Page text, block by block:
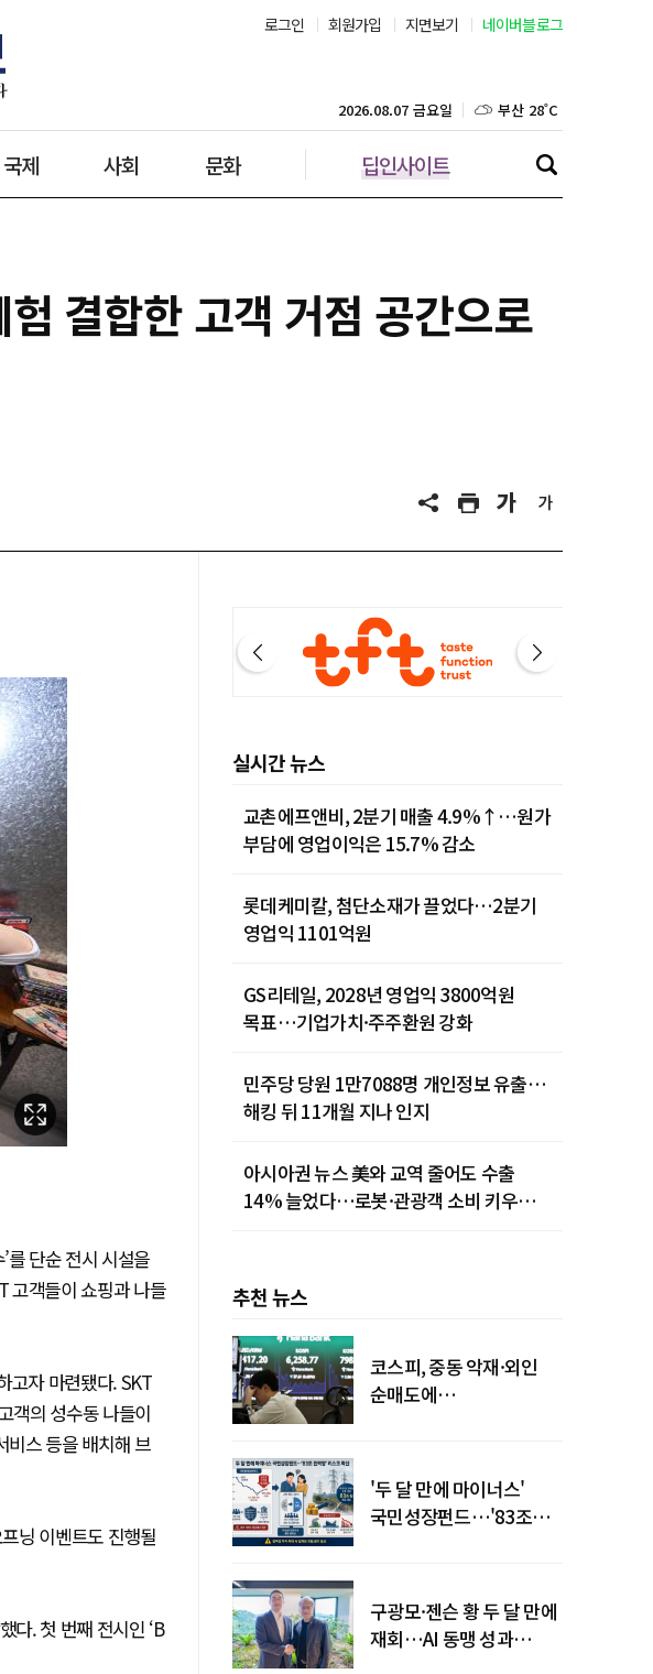
로그인 회원가입 지면보기 네이버블로그
국제 사회 문화 딥인사이트
2026.08.07 금요일 대구 28˚C
인천 29˚C
울산 27˚C
결합한 고객 거점 공간으로
를 단순 전시 시설을
고객들이 쇼핑과 나들
고자 마련됐다. SKT
객의 성수동 나들이
비스 등을 배치해 브
닝 이벤트도 진행될
다. 첫 번째 전시인 ‘B
실시간 뉴스
교촌에프앤비, 2분기 매출 4.9%↑…원가
부담에 영업이익은 15.7% 감소
롯데케미칼, 첨단소재가 끌었다…2분기
영업익 1101억원
GS리테일, 2028년 영업익 3800억원
목표…기업가치·주주환원 강화
민주당 당원 1만7088명 개인정보 유출…
해킹 뒤 11개월 지나 인지
아시아권 뉴스 美와 교역 줄어도 수출
14% 늘었다…로봇·관광객 소비 키우는
추천 뉴스
코스피, 중동 악재·외인
순매도에
'두 달 만에 마이너스'
국민성장펀드…'83조
구광모·젠슨 황 두 달 만에
재회…AI 동맹 성과